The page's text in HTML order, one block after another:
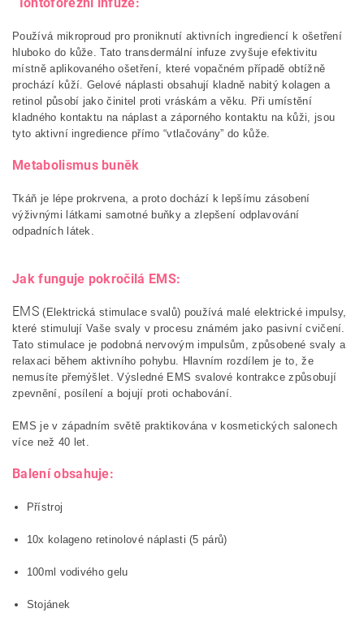
Používá mikroproud pro proniknutí aktivních ingrediencí k ošetření
hluboko do kůže. Tato transdermální infuze zvyšuje efektivitu
místně aplikovaného ošetření, které vopačném případě obtížně
prochází kůží. Gelové náplasti obsahují kladně nabitý kolagen a
retinol působí jako činitel proti vráskám a věku. Při umístění
kladného kontaktu na náplast a záporného kontaktu na kůži, jsou
tyto aktivní ingredience přímo “vtlačovány” do kůže.
Metabolismus buněk
Tkáň je lépe prokrvena, a proto dochází k lepšímu zásobení
výživnými látkami samotné buňky a zlepšení odplavování
odpadních látek.
Jak funguje pokročilá EMS:
EMS(Elektrická stimulace svalů) používá malé elektrické impulsy,
které stimulují Vaše svaly v procesu známém jako pasivní cvičení.
Tato stimulace je podobná nervovým impulsům, způsobené svaly a
relaxaci během aktivního pohybu. Hlavním rozdílem je to, že
nemusíte přemýšlet. Výsledné EMS svalové kontrakce způsobují
zpevnění, posílení a bojují proti ochabování.
EMS je v západním světě praktikována v kosmetických salonech
více než 40 let.
Balení obsahuje:
Přístroj
10x kolageno retinolové náplasti (5 párů)
100ml vodivého gelu
Stojánek